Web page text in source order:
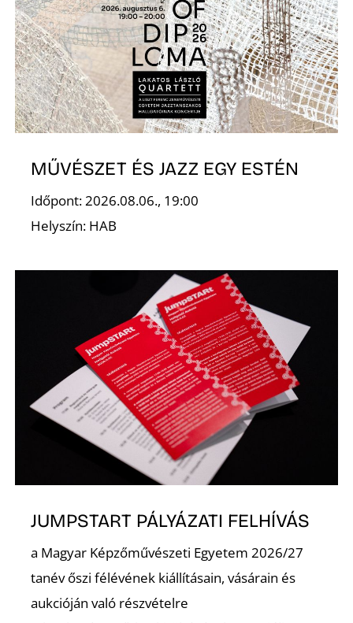
MŰVÉSZET ÉS JAZZ EGY ESTÉN
Időpont: 2026.08.06., 19:00
Helyszín: HAB
JUMPSTART PÁLYÁZATI FELHÍVÁS
a Magyar Képzőművészeti Egyetem 2026/27
tanév őszi félévének kiállításain, vásárain és
aukcióján való részvételre